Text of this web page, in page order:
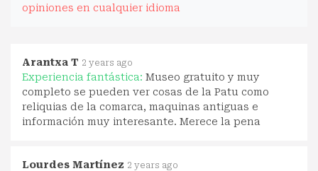
opiniones en cualquier idioma
Arantxa T 2 years ago
Experiencia fantástica: Museo gratuito y muy
completo se pueden ver cosas de la Patu como
reliquias de la comarca, maquinas antiguas e
información muy interesante. Merece la pena
Lourdes Martínez 2 years ago